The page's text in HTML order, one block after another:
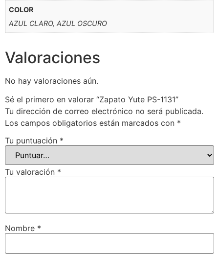
COLOR
AZUL CLARO, AZUL OSCURO
Valoraciones
No hay valoraciones aún.
Sé el primero en valorar “Zapato Yute PS-1131”
Tu dirección de correo electrónico no será publicada.
Los campos obligatorios están marcados con *
Tu puntuación *
Tu valoración *
Nombre *